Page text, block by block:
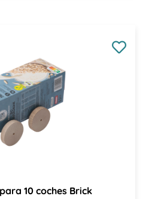
10 coches Brick